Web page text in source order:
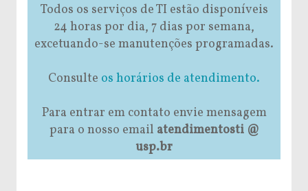
Todos os serviços de TI estão disponíveis
24 horas por dia, 7 dias por semana,
excetuando-se manutenções programadas.
Consulte os horários de atendimento.
Para entrar em contato envie mensagem
para o nosso email atendimentosti @
usp.br